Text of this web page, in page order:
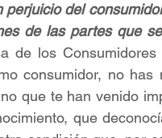
del
de las partes que
de los
consumidor, no
que te han venido
que